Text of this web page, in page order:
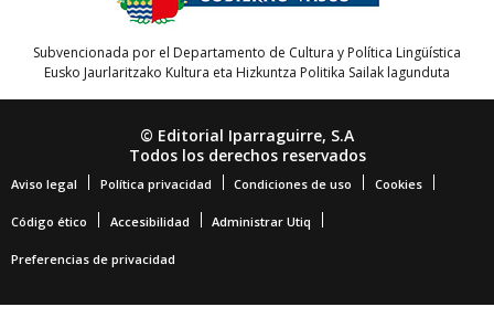
Subvencionada por el Departamento de Cultura y Política Lingüística
Eusko Jaurlaritzako Kultura eta Hizkuntza Politika Sailak lagunduta
© Editorial Iparraguirre, S.A
Todos los derechos reservados
Aviso legal Política privacidad Condiciones de uso Cookies
Código ético Accesibilidad Administrar Utiq
Preferencias de privacidad